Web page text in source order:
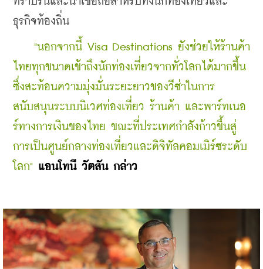
ธุรกิจท้องถิ่น
"นอกจากนี้ Visa Destinations ยังช่วยให้ร้านค้า
ไทยทุกขนาดเข้าถึงนักท่องเที่ยวจากทั่วโลกได้มากขึ้น
ซึ่งสะท้อนความมุ่งมั่นระยะยาวของวีซ่าในการ
สนับสนุนระบบนิเวศท่องเที่ยว ร้านค้า และพาร์ทเนอ
ร์ทางการเงินของไทย ขณะที่ประเทศกำลังก้าวขึ้นสู่
การเป็นศูนย์กลางท่องเที่ยวและดิจิทัลคอมเมิร์ซระดับ
โลก" แอนโทนี วัตสัน กล่าว